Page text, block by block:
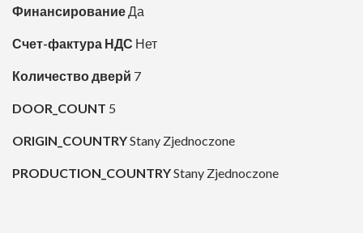
ФинансированиеДа
Счет-фактура НДС Нет
Количество дверй 7
DOOR_COUNT 5
ORIGIN_COUNTRYStany Zjednoczone
PRODUCTION_COUNTRYStany Zjednoczone